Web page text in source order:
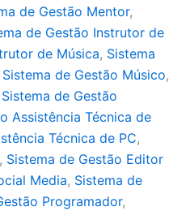
de Gestão Mentor,
de Gestão Instrutor de
de Música, Sistema
Sistema de Gestão Músico,
Sistema de Gestão
Assistência Técnica de
Técnica de PC,
, Sistema de Gestão Editor
Media, Sistema de
Programador,